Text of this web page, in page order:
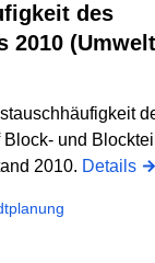
des
2010
Block- und
2010. Details